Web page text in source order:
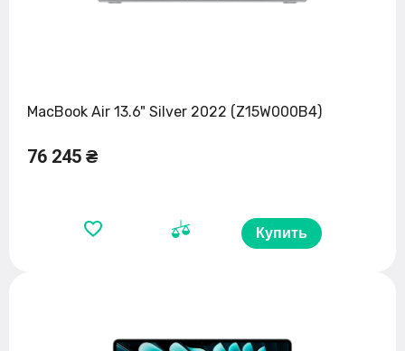
MacBook Air 13.6" Silver 2022 (Z15W000B4)
76 245 ₴
Купить